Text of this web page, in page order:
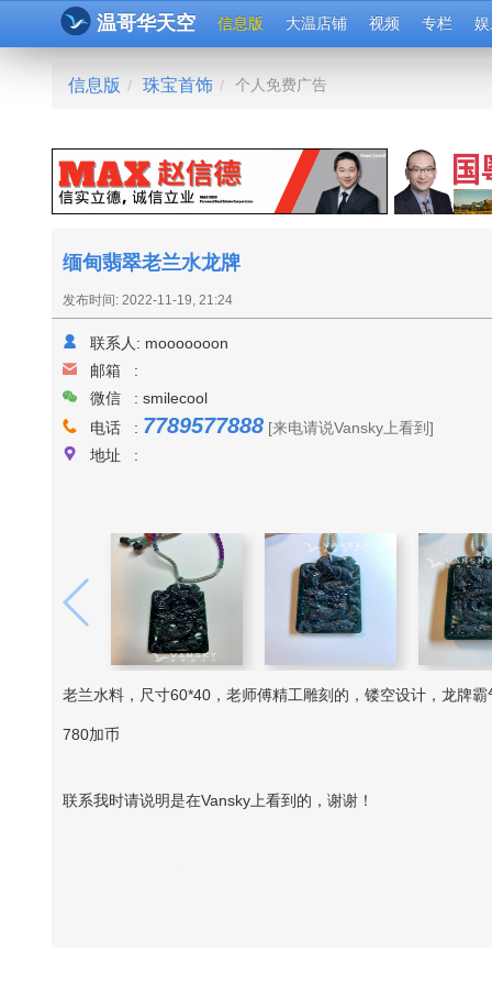
温哥华天空 信息版 大温店铺 视频 专栏
信息版 / 珠宝首饰 / 个人免费广告
缅甸翡翠老兰水龙牌
发布时间: 2022-11-19, 21:24
联系人: mooooooon
邮箱 :
微信 : smilecool
电话 : 7789577888 [来电请说Vansky上看到]
地址 :
老兰水料，尺寸60*40，老师傅精工雕刻的，镂空设计，龙牌霸
780加币
联系我时请说明是在Vansky上看到的，谢谢！